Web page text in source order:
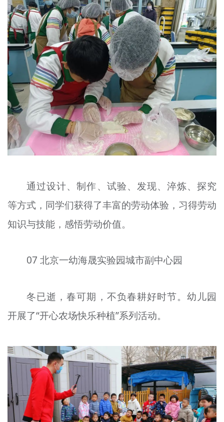
通过设计、制作、试验、发现、淬炼、探究
等方式，同学们获得了丰富的劳动体验，习得劳动
知识与技能，感悟劳动价值。
07 北京一幼海晟实验园城市副中心园
冬已逝，春可期，不负春耕好时节。幼儿园
开展了“开心农场快乐种植”系列活动。